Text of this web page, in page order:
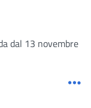
dal 13 novembre